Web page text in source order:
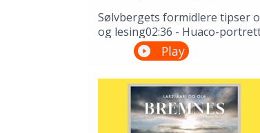
Sølvbergets formidlere tipser
og lesing02:36 - Huaco-
Camus32:51 - Synnøve
Gustafsson og Åsmund
Play